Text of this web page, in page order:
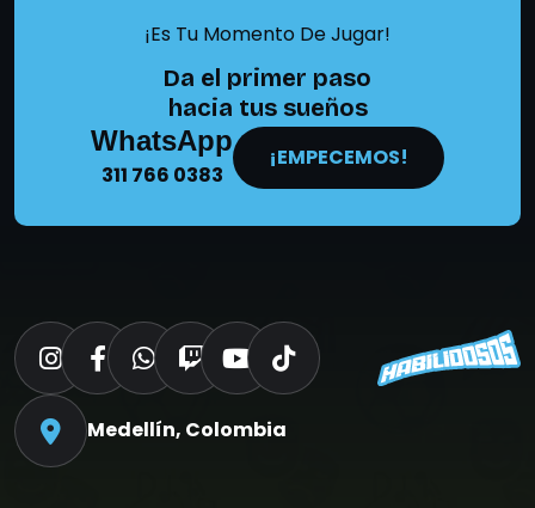
¡Es Tu Momento De Jugar!
Da el primer paso
hacia tus sueños
WhatsApp
311 766 0383
¡EMPECEMOS!
Medellín, Colombia